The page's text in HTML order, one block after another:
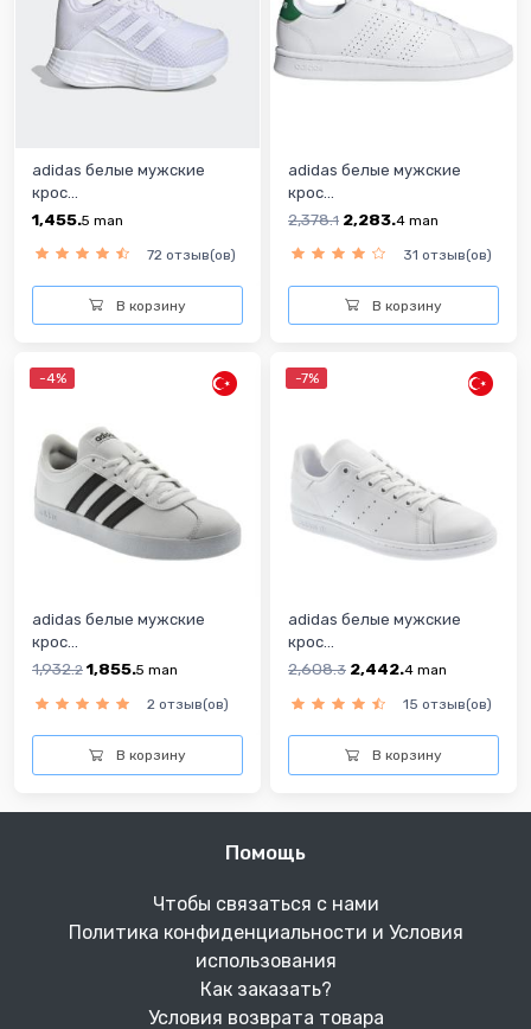
adidas белые мужские
крос...
1,455.5 man
72 отзыв(ов)
В корзину
adidas белые мужские
крос...
2,378.1 2,283.4 man
31 отзыв(ов)
В корзину
-4%
adidas белые мужские
крос...
1,932.2 1,855.5 man
2 отзыв(ов)
В корзину
-7%
adidas белые мужские
крос...
2,608.3 2,442.4 man
15 отзыв(ов)
В корзину
Помощь
Чтобы связаться с нами
Политика конфиденциальности и Условия
использования
Как заказать?
Условия возврата товара